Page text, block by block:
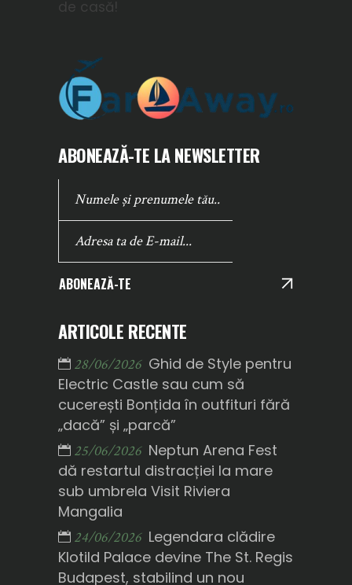
de casă!
ABONEAZĂ-TE LA NEWSLETTER
ABONEAZĂ-TE
ARTICOLE RECENTE
28/06/2026 Ghid de Style pentru
Electric Castle sau cum să
cucerești Bonțida în outfituri fără
„dacă” și „parcă”
25/06/2026 Neptun Arena Fest
dă restartul distracției la mare
sub umbrela Visit Riviera
Mangalia
24/06/2026 Legendara clădire
Klotild Palace devine The St. Regis
Budapest, stabilind un nou